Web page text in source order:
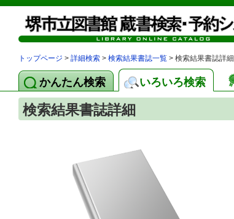
トップページ > 詳細検索 > 検索結果書誌一覧 > 検索結果書誌詳細
かんたん検索 いろいろ検索
検索結果書誌詳細